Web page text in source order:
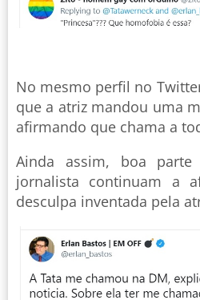
No mesmo perfil no
que a atriz mandou uma
afirmando que chama a
Ainda assim, boa
jornalista continuam a
desculpa inventada pela